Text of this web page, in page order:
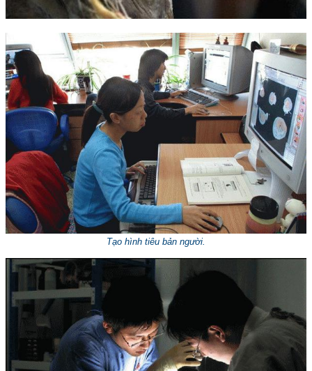
Tạo hình tiêu bản người.